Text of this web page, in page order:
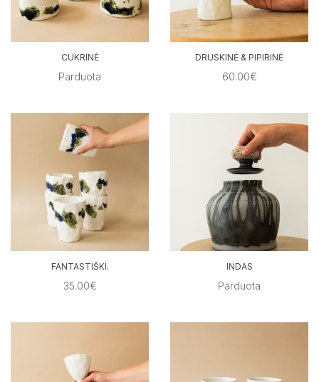
CUKRINĖ
Parduota
DRUSKINĖ & PIPIRINĖ
60.00€
FANTASTIŠKI.
35.00€
INDAS
Parduota